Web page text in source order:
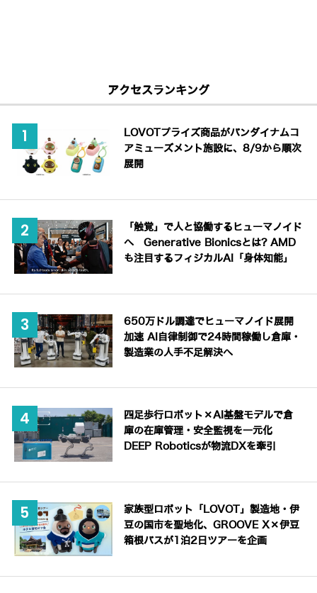
アクセスランキング
LOVOTプライズ商品がバンダイナムコ
アミューズメント施設に、8/9から順次
展開
「触覚」で人と協働するヒューマノイド
へ Generative Bionicsとは? AMD
も注目するフィジカルAI「身体知能」
650万ドル調達でヒューマノイド展開
加速 AI自律制御で24時間稼働し倉庫・
製造業の人手不足解決へ
四足歩行ロボット×AI基盤モデルで倉
庫の在庫管理・安全監視を一元化
DEEP Roboticsが物流DXを牽引
家族型ロボット「LOVOT」製造地・伊
豆の国市を聖地化、GROOVE X×伊豆
箱根バスが1泊2日ツアーを企画